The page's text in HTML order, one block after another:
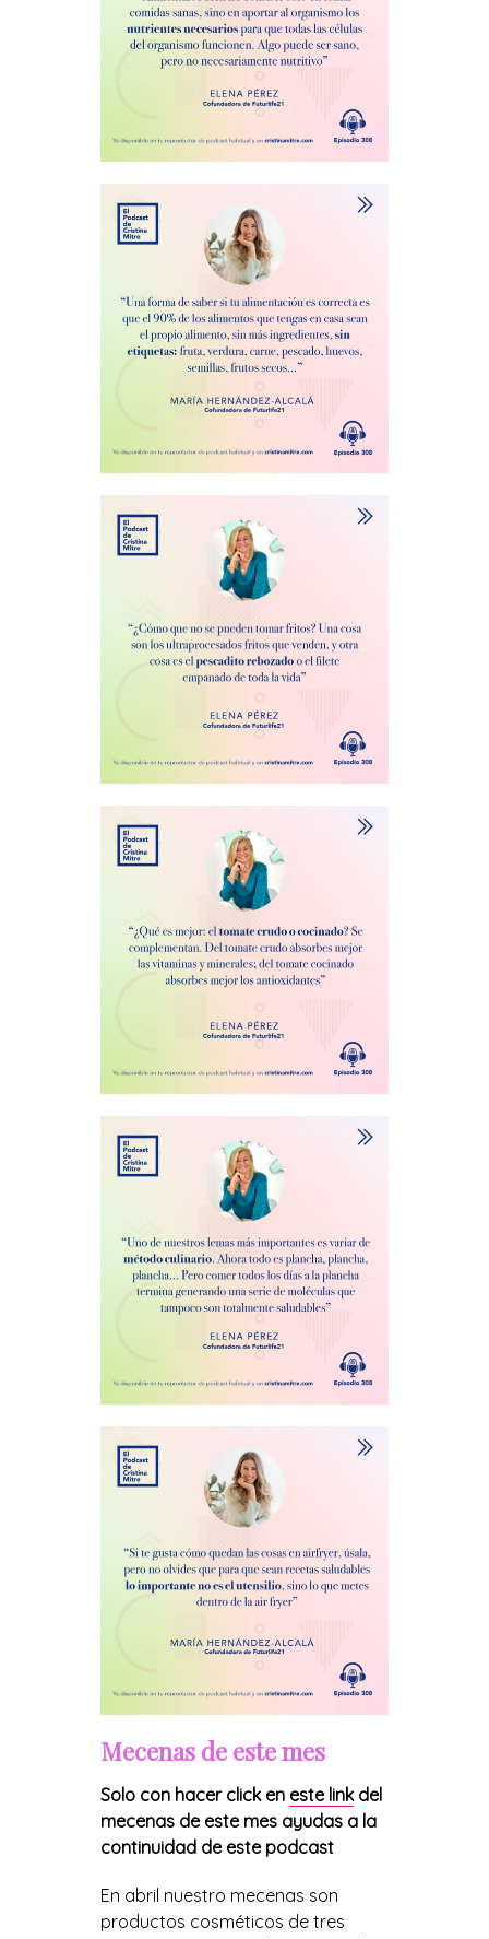
Mecenas de este mes
Solo con hacer click en este linkdel
mecenas de este mes ayudas a la
continuidad de este podcast
En abril nuestro mecenas son
productos cosméticos de tres